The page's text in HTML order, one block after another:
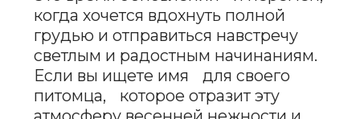
ЕЖЕДНЕВНАЯ
ЗАЩИТА
ДЛЯ ВАШЕГО
ПИТОМЦА